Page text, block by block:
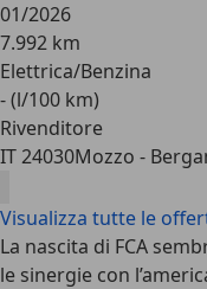
01/2026
7.992 km
Elettrica/Benzina
- (l/100 km)
Rivenditore
IT 24030Mozzo -
Visualizza tutte le
La nascita di FCA
le sinergie con